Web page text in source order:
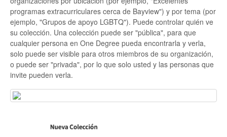
Agregar y editar
Desarrolladores
programas extracurriculares cerca de Bayview") y por tema (por
ejemplo, "Grupos de apoyo LGBTQ"). Puede controlar quién ve
su colección. Una colección puede ser "pública", para que
cualquier persona en One Degree pueda encontrarla y verla,
solo puede ser visible para otros miembros de su organización,
o puede ser "privada", por lo que solo usted y las personas que
invite pueden verla.